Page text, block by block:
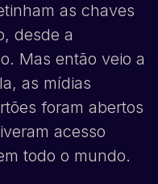
as chaves
desde a
Mas então veio a
as mídias
foram abertos
acesso
todo o mundo.